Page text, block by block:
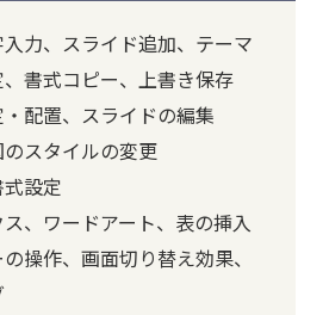
力、スライド追加、テーマ
書式コピー、上書き保存
配置、スライドの編集
スタイルの変更
設定
、ワードアート、表の挿入
操作、画面切り替え効果、